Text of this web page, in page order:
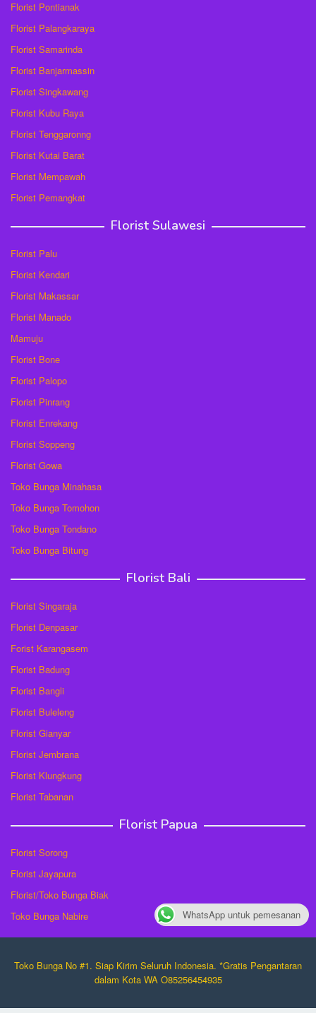
Florist Pontianak
Florist Palangkaraya
Florist Samarinda
Florist Banjarmassin
Florist Singkawang
Florist Kubu Raya
Florist Tenggaronng
Florist Kutai Barat
Florist Mempawah
Florist Pemangkat
Florist Sulawesi
Florist Palu
Florist Kendari
Florist Makassar
Florist Manado
Mamuju
Florist Bone
Florist Palopo
Florist Pinrang
Florist Enrekang
Florist Soppeng
Florist Gowa
Toko Bunga Minahasa
Toko Bunga Tomohon
Toko Bunga Tondano
Toko Bunga Bitung
Florist Bali
Florist Singaraja
Florist Denpasar
Forist Karangasem
Florist Badung
Florist Bangli
Florist Buleleng
Florist Gianyar
Florist Jembrana
Florist Klungkung
Florist Tabanan
Florist Papua
Florist Sorong
Florist Jayapura
Florist/Toko Bunga Biak
Toko Bunga Nabire
Toko Bunga No #1. Siap Kirim Seluruh Indonesia. *Gratis Pengantaran
dalam Kota WA O85256454935
WhatsApp untuk pemesanan